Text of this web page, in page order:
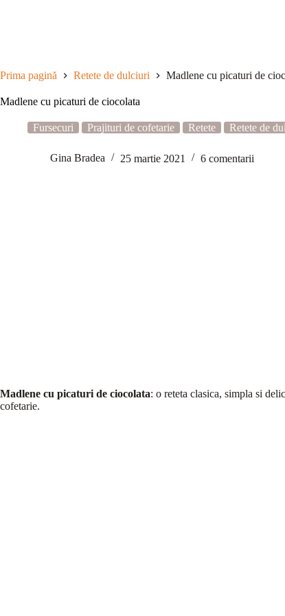
Prima pagină Retete de dulciuri Madlene cu picaturi de
Madlene cu picaturi de ciocolata
Fursecuri Prajituri de cofetarie Retete Retete de
Gina Bradea 25 martie 2021 6 comentarii
Madlene cu picaturi de ciocolata: o reteta clasica, simpla si
cofetarie.